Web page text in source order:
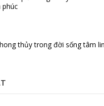
phúc
thủy trong đời sống tâm